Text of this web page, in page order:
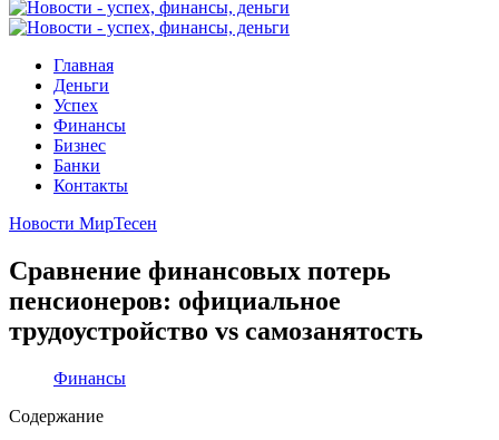
Главная
Деньги
Успех
Финансы
Бизнес
Банки
Контакты
Новости МирТесен
Сравнение финансовых потерь
пенсионеров: официальное
трудоустройство vs самозанятость
Финансы
Содержание